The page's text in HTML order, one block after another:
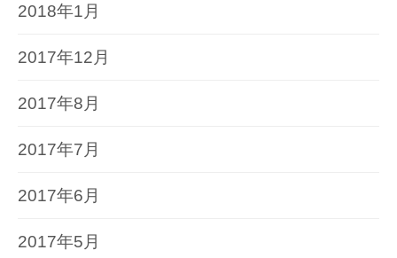
2018年1月
2017年12月
2017年8月
2017年7月
2017年6月
2017年5月